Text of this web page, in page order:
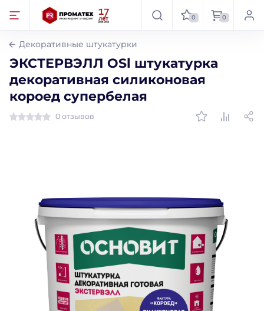
0 0
Декоративные штукатурки
ЭКСТЕРВЭЛЛ ОSl штукатурка
декоративная силиконовая
короед супербелая
0 отзывов